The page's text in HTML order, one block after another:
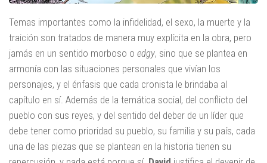
Temas importantes como la infidelidad, el sexo, la muerte y la
traición son tratados de manera muy explícita en la obra, pero
jamás en un sentido morboso o edgy, sino que se plantea en
armonía con las situaciones personales que vivían los
personajes, y el énfasis que cada cronista le brindaba al
capítulo en sí. Además de la temática social, del conflicto del
pueblo con sus reyes, y del sentido del deber de un líder que
debe tener como prioridad su pueblo, su familia y su país, cada
una de las piezas que se plantean en la historia tienen su